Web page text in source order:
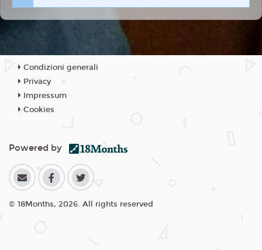
Condizioni generali
Privacy
Impressum
Cookies
Powered by
© 18Months, 2026. All rights reserved